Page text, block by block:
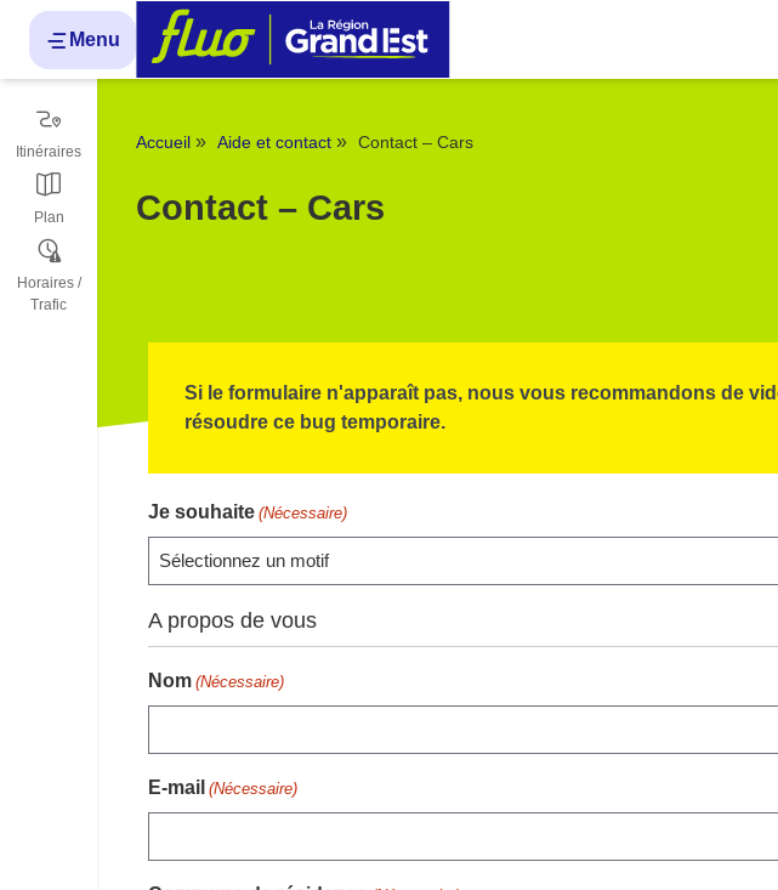
Accueil » Aide et contact » Contact – Cars
Contact – Cars
Si le formulaire n'apparaît pas, nous vous recommandons de
résoudre ce bug temporaire.
Je souhaite (Nécessaire)
A propos de vous
Nom (Nécessaire)
E-mail (Nécessaire)
Menu
Itinéraires
Plan
Horaires /
Trafic
Panneau de gestion des cookies